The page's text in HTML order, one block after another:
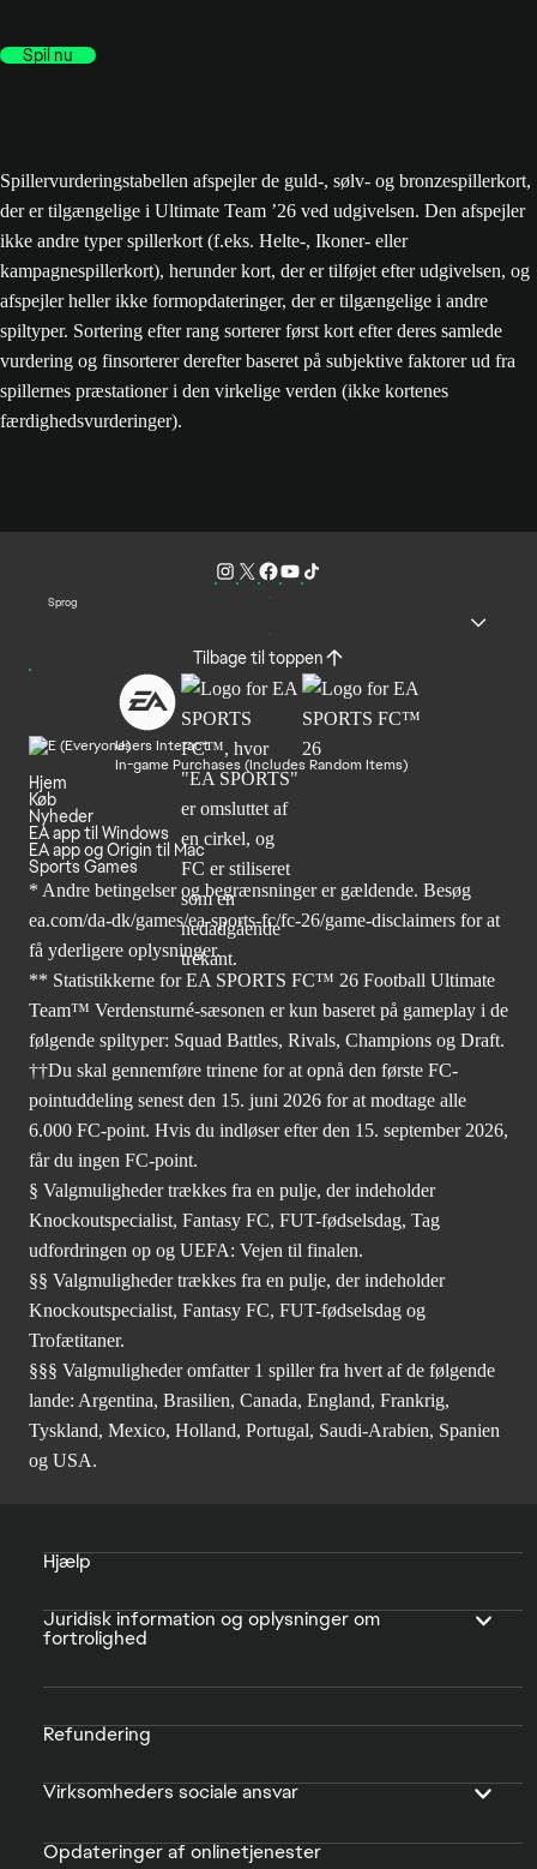
Spil nu
Spillervurderingstabellen afspejler de guld-, sølv- og bronzespillerkort,
der er tilgængelige i Ultimate Team ’26 ved udgivelsen. Den afspejler
ikke andre typer spillerkort (f.eks. Helte-, Ikoner- eller
kampagnespillerkort), herunder kort, der er tilføjet efter udgivelsen, og
afspejler heller ikke formopdateringer, der er tilgængelige i andre
spiltyper. Sortering efter rang sorterer først kort efter deres samlede
vurdering og finsorterer derefter baseret på subjektive faktorer ud fra
spillernes præstationer i den virkelige verden (ikke kortenes
færdighedsvurderinger).
Sprog
Tilbage til toppen
Users Interact
In-game Purchases (Includes Random Items)
Hjem
Køb
Nyheder
EA app til Windows
EA app og Origin til Mac
Sports Games
* Andre betingelser og begrænsninger er gældende. Besøg
ea.com/da-dk/games/ea-sports-fc/fc-26/game-disclaimers for at
få yderligere oplysninger.
** Statistikkerne for EA SPORTS FC™ 26 Football Ultimate
Team™ Verdensturné-sæsonen er kun baseret på gameplay i de
følgende spiltyper: Squad Battles, Rivals, Champions og Draft.
††Du skal gennemføre trinene for at opnå den første FC-
pointuddeling senest den 15. juni 2026 for at modtage alle
6.000 FC-point. Hvis du indløser efter den 15. september 2026,
får du ingen FC-point.
§ Valgmuligheder trækkes fra en pulje, der indeholder
Knockoutspecialist, Fantasy FC, FUT-fødselsdag, Tag
udfordringen op og UEFA: Vejen til finalen.
§§ Valgmuligheder trækkes fra en pulje, der indeholder
Knockoutspecialist, Fantasy FC, FUT-fødselsdag og
Trofætitaner.
§§§ Valgmuligheder omfatter 1 spiller fra hvert af de følgende
lande: Argentina, Brasilien, Canada, England, Frankrig,
Tyskland, Mexico, Holland, Portugal, Saudi-Arabien, Spanien
og USA.
Hjælp
Juridisk information og oplysninger om
fortrolighed
Refundering
Virksomheders sociale ansvar
Opdateringer af onlinetjenester